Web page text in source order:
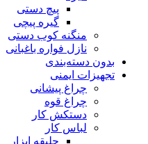
پیچ دستی
گیره پیچی
منگنه کوب دستی
نازل فواره باغبانی
بدون دسته‌بندی
تجهیزات ایمنی
چراغ پیشانی
چراغ قوه
دستکش کار
لباس کار
جلیقه ابزار